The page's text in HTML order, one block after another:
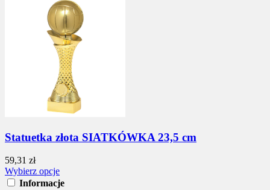
Statuetka złota SIATKÓWKA 23,5 cm
59,31 zł
Wybierz opcje
Informacje